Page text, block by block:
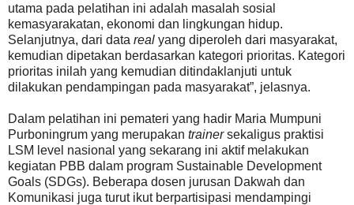
utama pada pelatihan ini adalah masalah sosial
kemasyarakatan, ekonomi dan lingkungan hidup.
Selanjutnya, dari data real yang diperoleh dari masyarakat,
kemudian dipetakan berdasarkan kategori prioritas. Kategori
prioritas inilah yang kemudian ditindaklanjuti untuk
dilakukan pendampingan pada masyarakat”, jelasnya.
Dalam pelatihan ini pemateri yang hadir Maria Mumpuni
Purboningrum yang merupakan trainersekaligus praktisi
LSM level nasional yang sekarang ini aktif melakukan
kegiatan PBB dalam program Sustainable Development
Goals (SDGs). Beberapa dosen jurusan Dakwah dan
Komunikasi juga turut ikut berpartisipasi mendampingi